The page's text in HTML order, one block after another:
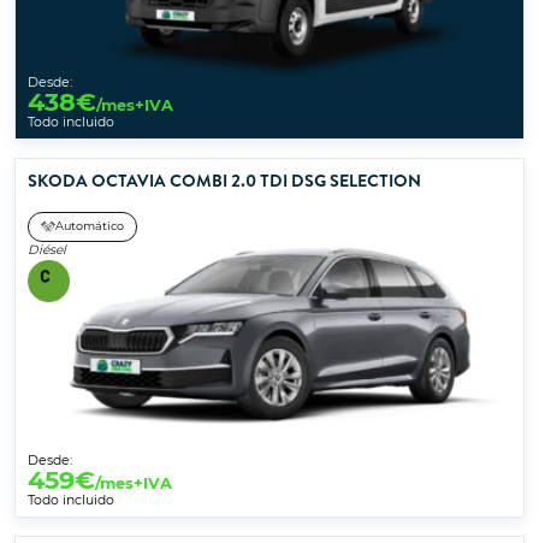
Desde:
438€/mes+IVA
Todo incluido
SKODA OCTAVIA COMBI 2.0 TDI DSG SELECTION
Automático
Diésel
Desde:
459€/mes+IVA
Todo incluido